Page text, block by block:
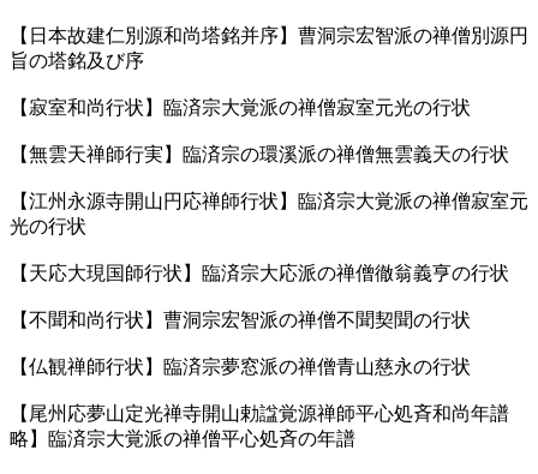
【日本故建仁別源和尚塔銘并序】曹洞宗宏智派の禅僧別源円
旨の塔銘及び序
【寂室和尚行状】臨済宗大覚派の禅僧寂室元光の行状
【無雲天禅師行実】臨済宗の環溪派の禅僧無雲義天の行状
【江州永源寺開山円応禅師行状】臨済宗大覚派の禅僧寂室元
光の行状
【天応大現国師行状】臨済宗大応派の禅僧徹翁義亨の行状
【不聞和尚行状】曹洞宗宏智派の禅僧不聞契聞の行状
【仏観禅師行状】臨済宗夢窓派の禅僧青山慈永の行状
【尾州応夢山定光禅寺開山勅諡覚源禅師平心処斉和尚年譜
略】臨済宗大覚派の禅僧平心処斉の年譜